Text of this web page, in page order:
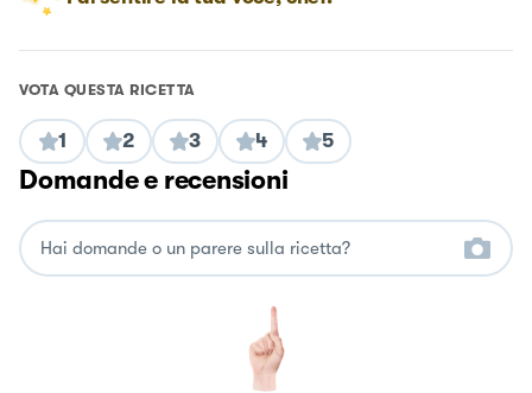
VOTA QUESTA RICETTA
1 2 3 4 5
Domande e recensioni